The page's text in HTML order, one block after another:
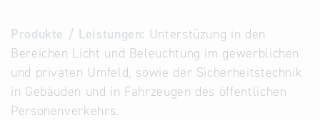
aus
Österreich
und der
Slowakei
Produkte / Leistungen: Unterstüzung in den
Bereichen Licht und Beleuchtung im gewerblichen
und privaten Umfeld, sowie der Sicherheitstechnik
in Gebäuden und in Fahrzeugen des öffentlichen
Personenverkehrs.